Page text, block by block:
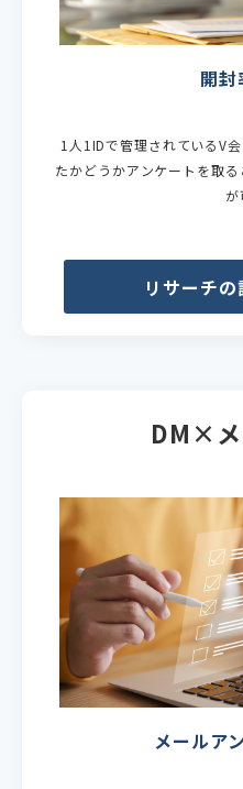
開封
1人1IDで管理されているV
たかどうかアンケートを取
が
リサーチ
DM×
メールア